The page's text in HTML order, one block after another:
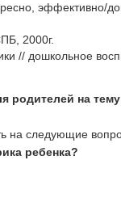
эффективно/
2000г.
// дошкольное
родителей на
на следующие
ребенка?